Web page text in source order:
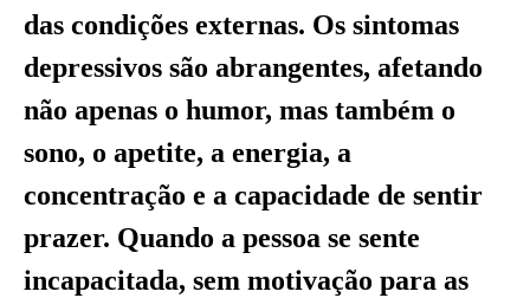
das condições externas. Os sintomas
depressivos são abrangentes, afetando
não apenas o humor, mas também o
sono, o apetite, a energia, a
concentração e a capacidade de sentir
prazer. Quando a pessoa se sente
incapacitada, sem motivação para as